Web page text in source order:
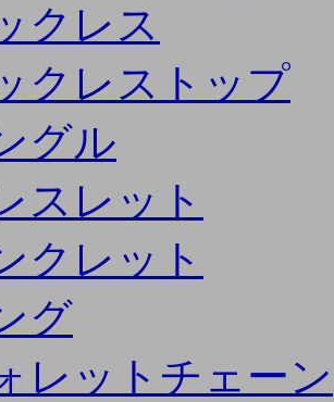
クレス
クレストップ
グル
スレット
クレット
グ
レットチェーン